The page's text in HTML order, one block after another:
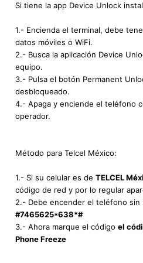
Si tiene la app Device Unlock
1.- Encienda el terminal, debe
datos móviles o WiFi.
2.- Busca la aplicación Device
equipo.
3.- Pulsa el botón Permanent
desbloqueado.
4.- Apaga y enciende el teléfono
operador.
Método para Telcel México:
1.- Si su celular es de TELCEL
código de red y por lo regular
2.- Debe encender el teléfono sin
#7465625*638*#
3.- Ahora marque el código el
Phone Freeze